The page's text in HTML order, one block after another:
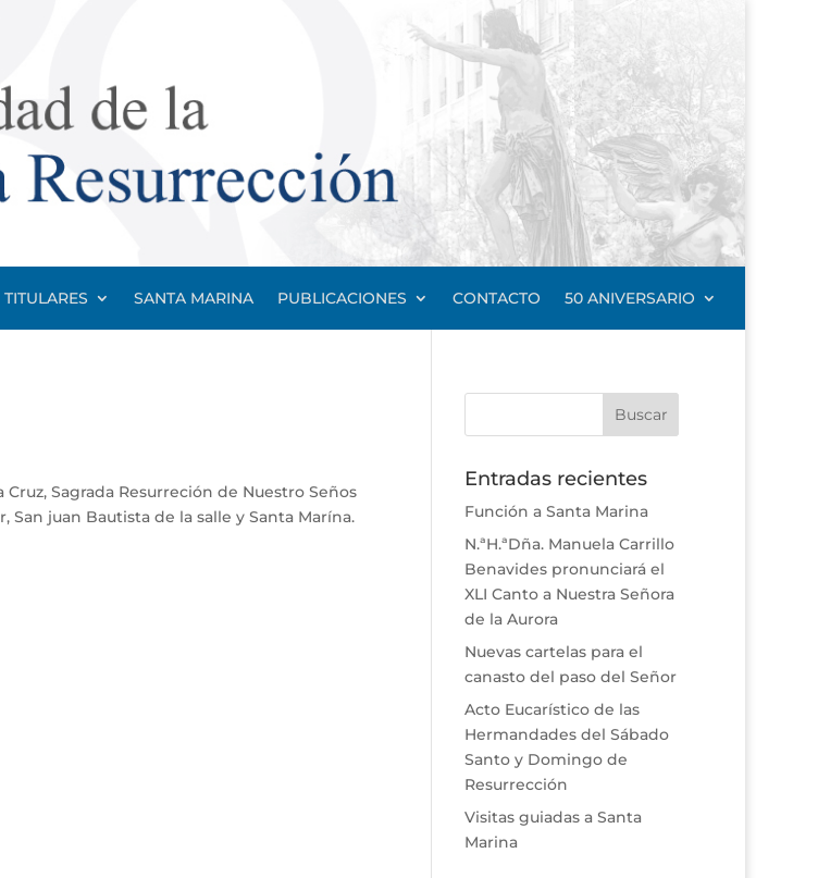
SANTA MARINA PUBLICACIONES CONTACTO 50 ANIVERSARIO
Sagrada Resurreción de Nuestro Seños
San juan Bautista de la salle y Santa Marína.
Entradas recientes
Función a Santa Marina
N.ªH.ªDña. Manuela Carrillo
Benavides pronunciará el
XLI Canto a Nuestra Señora
de la Aurora
Nuevas cartelas para el
canasto del paso del Señor
Acto Eucarístico de las
Hermandades del Sábado
Santo y Domingo de
Resurrección
Visitas guiadas a Santa
Marina